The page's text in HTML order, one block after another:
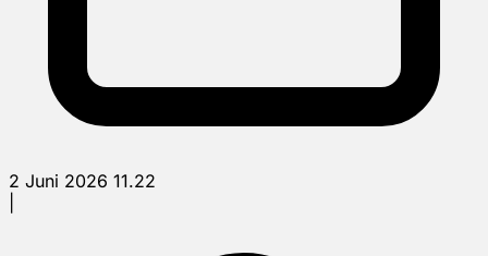
2 Juni 2026 11.22